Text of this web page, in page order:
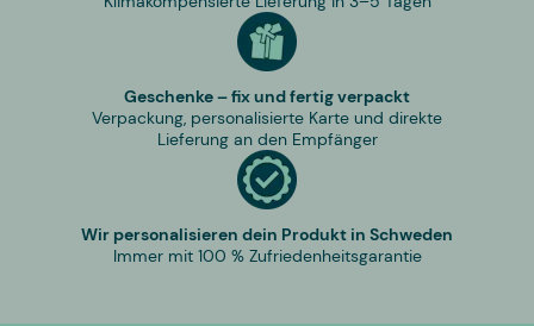
Geschenke – fix und fertig verpackt
Verpackung, personalisierte Karte und direkte
Lieferung an den Empfänger
Wir personalisieren dein Produkt in Schweden
Immer mit 100 % Zufriedenheitsgarantie